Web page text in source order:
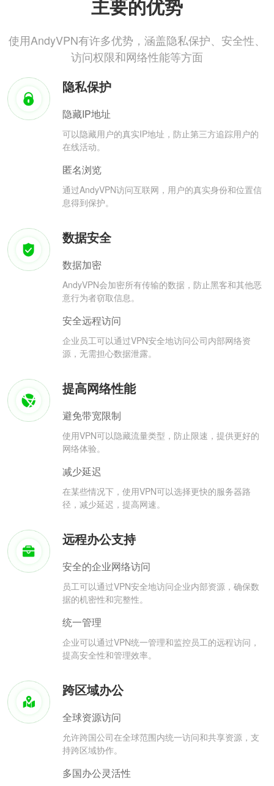
主要的优势
使用AndyVPN有许多优势，涵盖隐私保护、安全性、
访问权限和网络性能等方面
隐私保护
隐藏IP地址
可以隐藏用户的真实IP地址，防止第三方追踪用户的
在线活动。
匿名浏览
通过AndyVPN访问互联网，用户的真实身份和位置信
息得到保护。
数据安全
数据加密
AndyVPN会加密所有传输的数据，防止黑客和其他恶
意行为者窃取信息。
安全远程访问
企业员工可以通过VPN安全地访问公司内部网络资
源，无需担心数据泄露。
提高网络性能
避免带宽限制
使用VPN可以隐藏流量类型，防止限速，提供更好的
网络体验。
减少延迟
在某些情况下，使用VPN可以选择更快的服务器路
径，减少延迟，提高网速。
远程办公支持
安全的企业网络访问
员工可以通过VPN安全地访问企业内部资源，确保数
据的机密性和完整性。
统一管理
企业可以通过VPN统一管理和监控员工的远程访问，
提高安全性和管理效率。
跨区域办公
全球资源访问
允许跨国公司在全球范围内统一访问和共享资源，支
持跨区域协作。
多国办公灵活性